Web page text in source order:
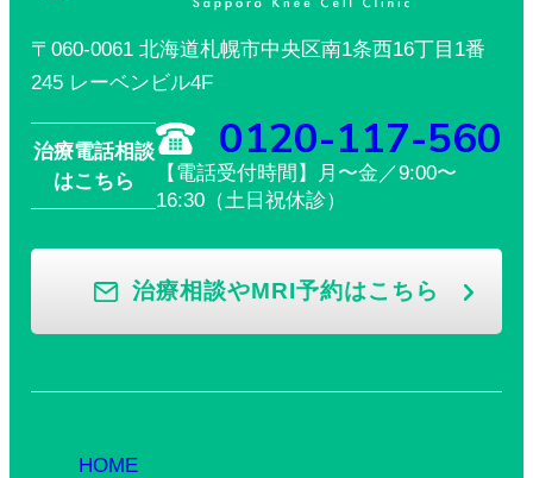
〒060-0061 北海道札幌市中央区南1条西16丁目1番
245 レーベンビル4F
治療電話相談
はこちら
0120-117-560
【電話受付時間】月〜金／9:00〜
16:30（土日祝休診）
治療相談やMRI予約はこちら
HOME